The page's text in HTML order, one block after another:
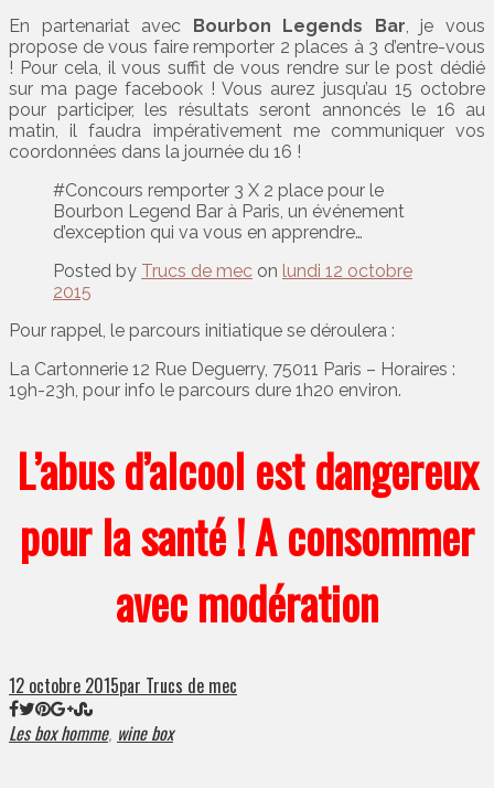
En partenariat avec Bourbon Legends Bar, je vous
propose de vous faire remporter 2 places à 3 d’entre-vous
! Pour cela, il vous suffit de vous rendre sur le post dédié
sur ma page facebook ! Vous aurez jusqu’au 15 octobre
pour participer, les résultats seront annoncés le 16 au
matin, il faudra impérativement me communiquer vos
coordonnées dans la journée du 16 !
#Concours remporter 3 X 2 place pour le
Bourbon Legend Bar à Paris, un événement
d’exception qui va vous en apprendre…
Posted by Trucs de mec on lundi 12 octobre
2015
Pour rappel, le parcours initiatique se déroulera :
La Cartonnerie 12 Rue Deguerry, 75011 Paris – Horaires :
19h-23h, pour info le parcours dure 1h20 environ.
L’abus d’alcool est dangereux
pour la santé ! A consommer
avec modération
12 octobre 2015par Trucs de mec
Les box homme, wine box